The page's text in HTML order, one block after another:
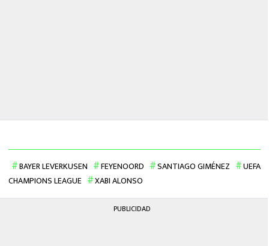
BAYER LEVERKUSEN FEYENOORD SANTIAGO GIMÉNEZ
UEFA
CHAMPIONS LEAGUE
XABI ALONSO
PUBLICIDAD